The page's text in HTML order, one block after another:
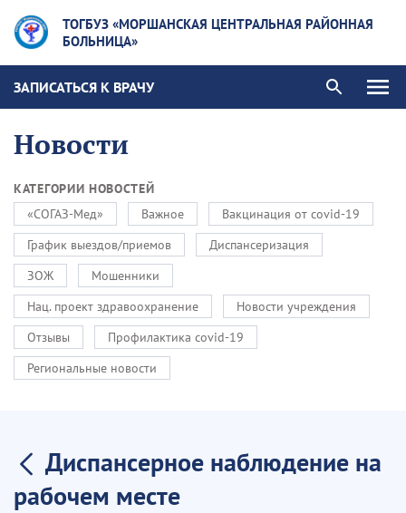
ТОГБУЗ «МОРШАНСКАЯ ЦЕНТРАЛЬНАЯ РАЙОННАЯ
БОЛЬНИЦА»
ЗАПИСАТЬСЯ К ВРАЧУ
Новости
КАТЕГОРИИ НОВОСТЕЙ
«СОГАЗ-Мед»
Важное
Вакцинация от covid-19
График выездов/приемов
Диспансеризация
ЗОЖ
Мошенники
Нац. проект здравоохранение
Новости учреждения
Отзывы
Профилактика covid-19
Региональные новости
Диспансерное наблюдение на
рабочем месте